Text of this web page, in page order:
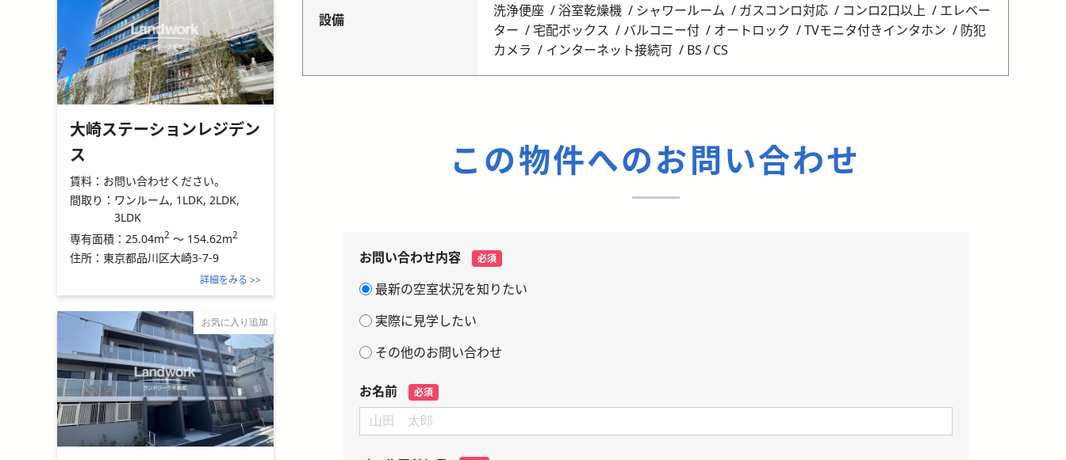
設備
洗浄便座
浴室乾燥機 シャワールーム ガスコンロ対応 コンロ2口以上
エレベー
ター
宅配ボックス バルコニー付 オートロック TVモニタ付きインタホン
防犯
カメラ
インターネット接続可 BS / CS
この物件へのお問い合わせ
お問い合わせ内容 必須
最新の空室状況を知りたい
実際に見学したい
その他のお問い合わせ
お名前 必須
大崎ステーションレジデン
ス
賃料： お問い合わせください。
間取り： ワンルーム, 1LDK, 2LDK,
3LDK
専有面積： 25.04m2 ～ 154.62m2
住所： 東京都品川区大崎3-7-9
詳細をみる >>
お気に入り追加